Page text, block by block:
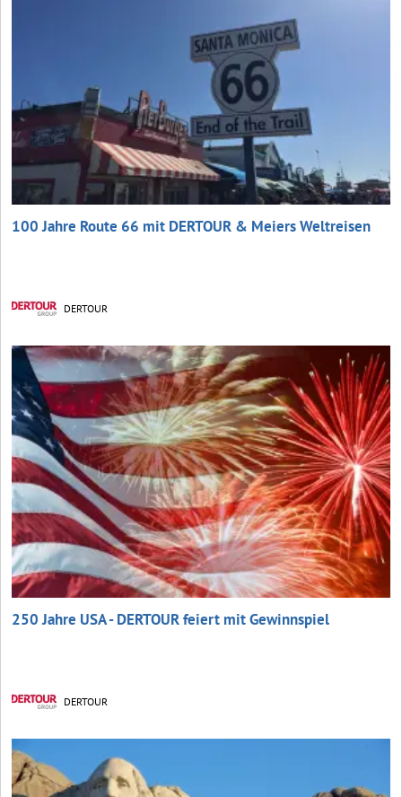
100 Jahre Route 66 mit DERTOUR & Meiers Weltreisen
DERTOUR
250 Jahre USA - DERTOUR feiert mit Gewinnspiel
DERTOUR